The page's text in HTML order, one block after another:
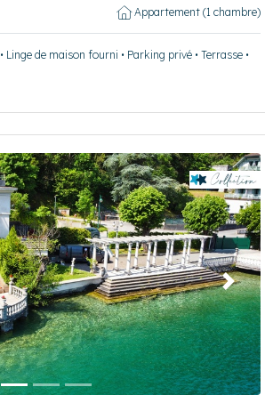
Appartement (1 chambre)
de maison fourni • Parking privé • Terrasse •
Suivant